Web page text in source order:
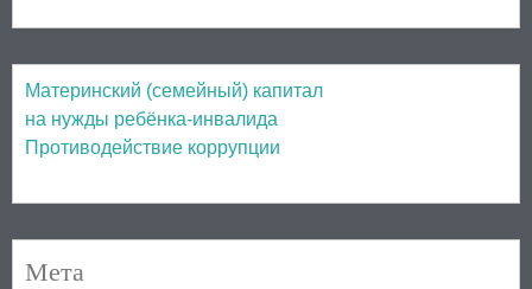
Материнский (семейный) капитал
на нужды ребёнка-инвалида
Противодействие коррупции
Мета